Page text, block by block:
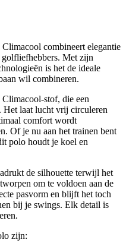
combineert elegantie
golfliefhebbers. Met zijn
is het de ideale
wil combineren.
stof, die een
Het laat lucht vrij circuleren
comfort wordt
Of je nu aan het trainen bent
polo houdt je koel en
de silhouette terwijl het
om te voldoen aan de
pasvorm en blijft het toch
bij je swings. Elk detail is
zijn: